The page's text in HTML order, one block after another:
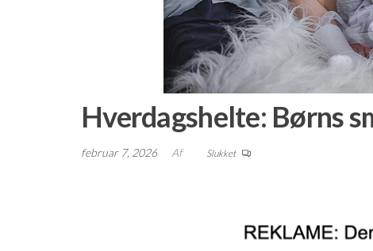
Hverdagshelte: Børns
februar 7, 2026 Af Slukket